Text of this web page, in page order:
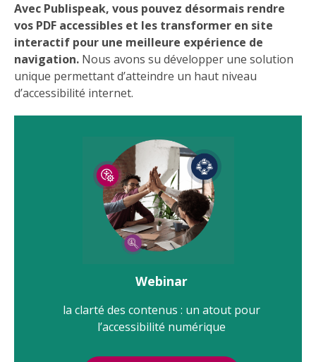
Avec Publispeak, vous pouvez désormais rendre
vos PDF accessibles et les transformer en site
interactif pour une meilleure expérience de
navigation. Nous avons su développer une solution
unique permettant d’atteindre un haut niveau
d’accessibilité internet.
Webinar
la clarté des contenus : un atout pour
l’accessibilité numérique